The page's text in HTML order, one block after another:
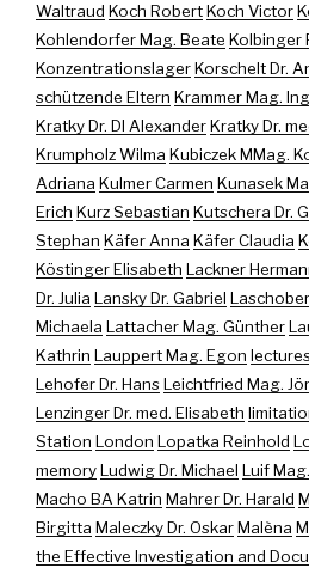
Waltraud Koch RobertKoch Victor
Kohlendorfer Mag. Beate Kolbinger
KonzentrationslagerKorschelt Dr.
schützende Eltern Krammer Mag.
Kratky Dr. DI AlexanderKratky Dr.
Krumpholz Wilma Kubiczek MMag.
Adriana Kulmer Carmen Kunasek
Erich Kurz Sebastian Kutschera Dr.
Stephan Käfer Anna Käfer Claudia
Köstinger Elisabeth Lackner
Dr. Julia Lansky Dr. Gabriel
Michaela Lattacher Mag. Günther
Kathrin Lauppert Mag. Egon
Lehofer Dr. HansLeichtfried Mag.
Lenzinger Dr. med. Elisabeth
Station London Lopatka Reinhold
memoryLudwig Dr. Michael Luif
Macho BA Katrin Mahrer Dr. Harald
Birgitta Maleczky Dr. OskarMalèna
the Effective Investigation and